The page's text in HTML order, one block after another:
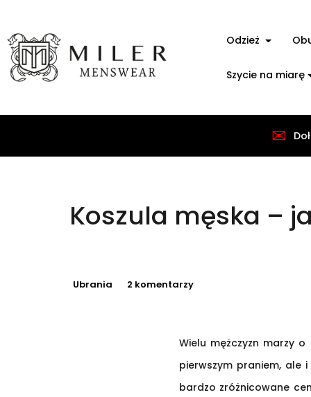
Odzież
Szycie na miarę
Koszula męska –
Ubrania 2 komentarzy
Wielu mężczyzn marzy
pierwszym praniem, ale
bardzo zróżnicowane
✉